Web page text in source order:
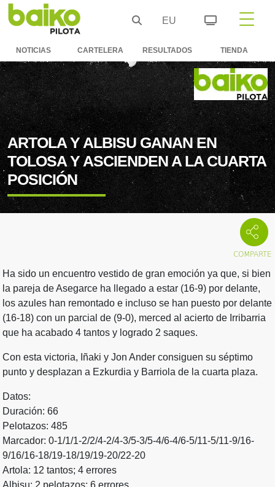
EU
NOTICIAS CARTELERA RESULTADOS TIENDA
ARTOLA Y ALBISU GANAN EN
TOLOSA Y ASCIENDEN A LA CUARTA
POSICIÓN
Ha sido un encuentro vestido de gran emoción ya que, si bien
la pareja de Asegarce ha llegado a estar (16-9) por delante,
los azules han remontado e incluso se han puesto por delante
(16-18) con un parcial de (9-0), merced al acierto de Irribarria
que ha acabado 4 tantos y logrado 2 saques.
Con esta victoria, Iñaki y Jon Ander consiguen su séptimo
punto y desplazan a Ezkurdia y Barriola de la cuarta plaza.
Datos:
Duración: 66
Pelotazos: 485
Marcador: 0-1/1/1-2/2/4-2/4-3/5-3/5-4/6-4/6-5/11-5/11-9/16-
9/16/16-18/19-18/19/19-20/22-20
Artola: 12 tantos; 4 errores
Albisu: 2 pelotazos; 6 errores